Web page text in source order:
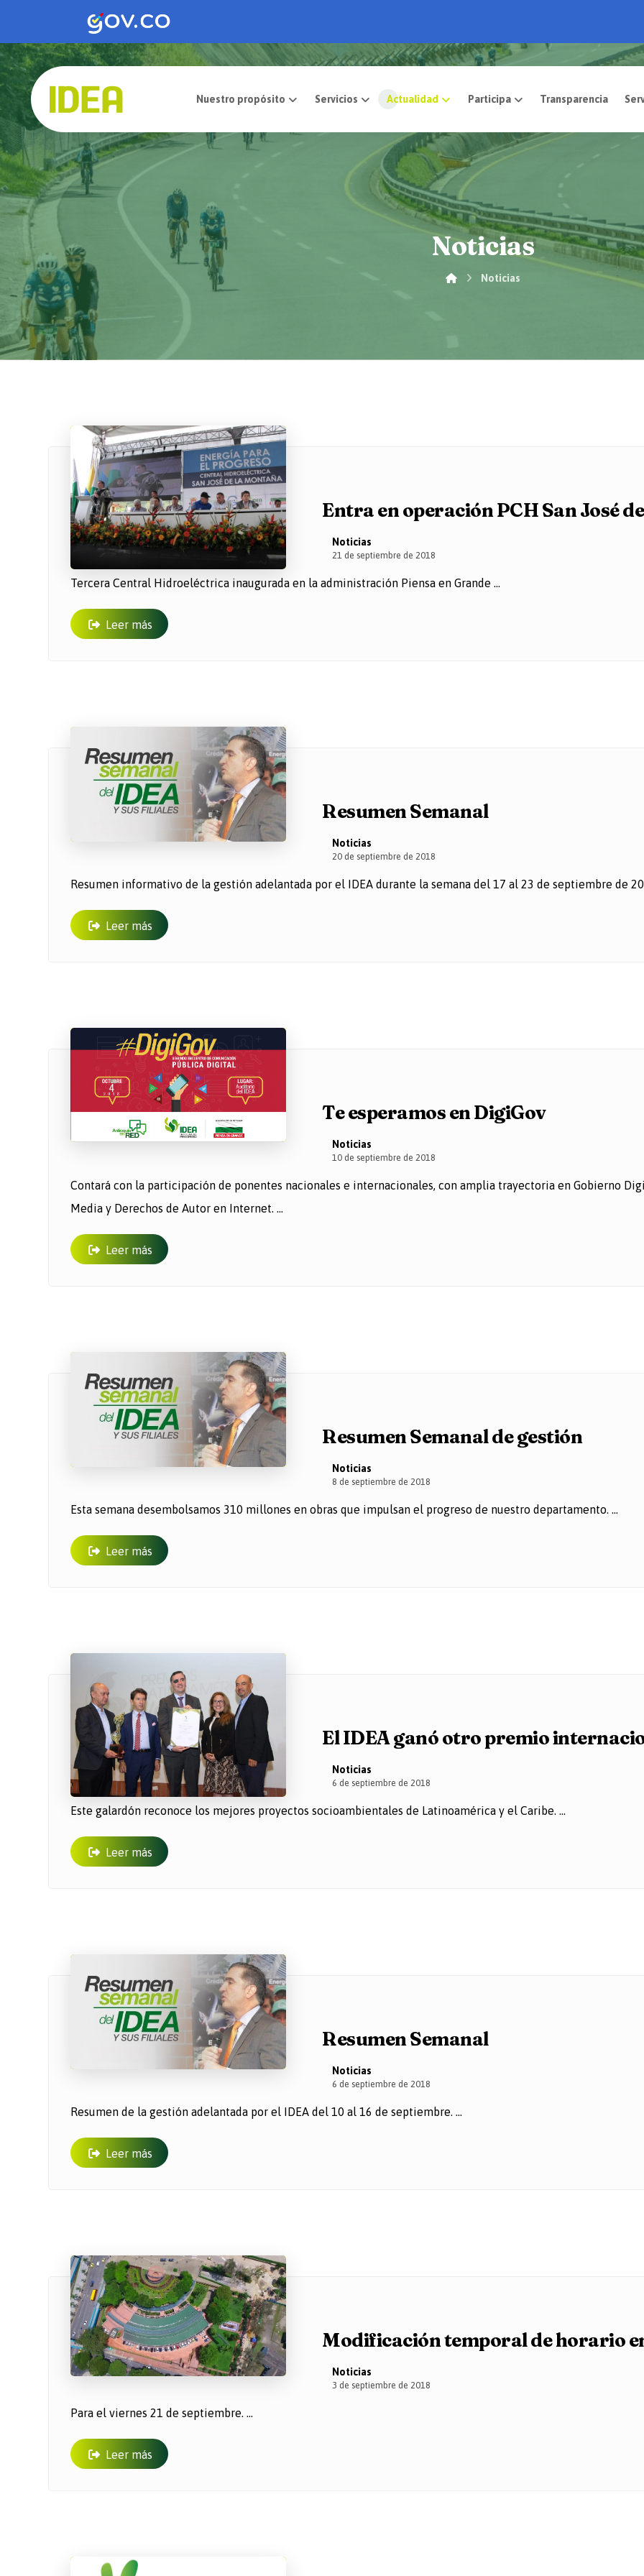
Noticias
Noticias
Entra en operación PCH San José
Noticias
21 de septiembre de 2018
Tercera Central Hidroeléctrica inaugurada en la administración Piensa en Grande ...
Leer más
Resumen Semanal
Noticias
20 de septiembre de 2018
​Resumen informativo de la gestión adelantada por el IDEA durante la semana del 17 al 23 de septiembre de
Leer más
Te esperamos en DigiGov
Noticias
10 de septiembre de 2018
Contará con la participación d​​​e ponentes nacionales e internacionales, con amplia trayectoria en Gobierno
Media y Derechos de Autor en Internet. ...
Leer más
Resumen Semanal de gestión
Noticias
8 de septiembre de 2018
Esta semana desembolsamos 310 millones en obras que impulsan el progreso de nuestro departamento. ...
Leer más
El IDEA ganó otro premio
Noticias
6 de septiembre de 2018
Este galardón reconoce los mejores proyectos socioambientales de Latinoamérica y el Caribe. ...
Leer más
Resumen Semanal
Noticias
6 de septiembre de 2018
​Resumen de la gestión adelantada por el IDEA del 10 al 16 de septiembre. ...
Leer más
Modificación temporal de horario
Noticias
3 de septiembre de 2018
Para el viernes 21 de septiembre. ...
Leer más